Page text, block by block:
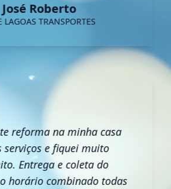
José Roberto
LAGOAS TRANSPORTES
reforma na minha casa
serviços e fiquei muito
Entrega e coleta do
horário combinado todas